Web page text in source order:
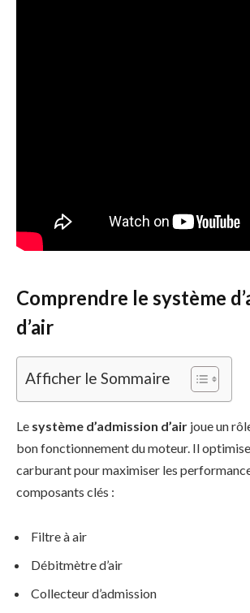
Comprendre le système
d’air
Afficher le Sommaire
Le système d’admission d’air joue un
bon fonctionnement du moteur. Il
carburant pour maximiser les
composants clés :
Filtre à air
Débitmètre d’air
Collecteur d’admission